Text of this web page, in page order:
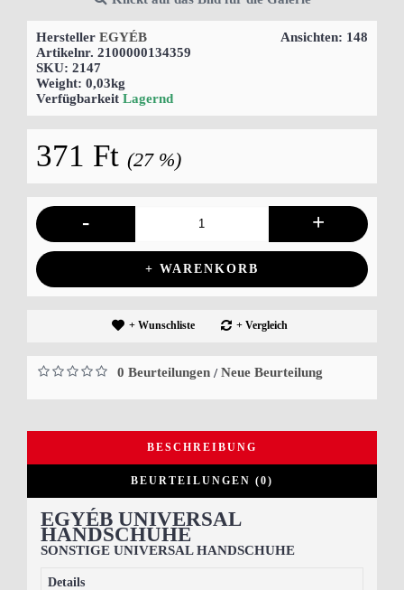
Ansichten: 148
Hersteller EGYÉB
Artikelnr. 2100000134359
SKU: 2147
Weight: 0,03kg
Verfügbarkeit Lagernd
371 Ft (27 %)
- +
+ WARENKORB
+ Wunschliste + Vergleich
0 Beurteilungen /Neue Beurteilung
BESCHREIBUNG
BEURTEILUNGEN (0)
EGYÉB UNIVERSAL
HANDSCHUHE
SONSTIGE UNIVERSAL HANDSCHUHE
Details